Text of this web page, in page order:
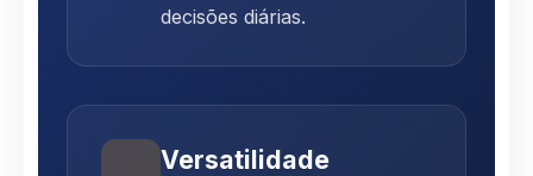
decisões diárias.
Versatilidade